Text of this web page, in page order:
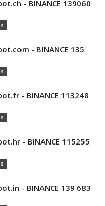
- BINANCE 139060
- BINANCE 135
- BINANCE 113248
- BINANCE 115255
- BINANCE 139 683